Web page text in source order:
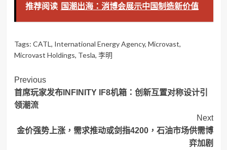
推荐阅读 国潮出海：消博会展示中国制造新价值
Tags: CATL , International Energy Agency, Microvast,
Microvast Holdings, Tesla, 李明
Post
Navigation
Previous
首席玩家发布INFINITY IF8机箱：创新互置对称设计引
领潮流
Next
金价强势上涨，需求推动或剑指4200，石油市场供需博
弈加剧